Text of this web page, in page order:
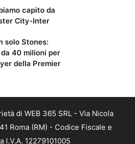
capito da
City-Inter
40 milioni per
della Premier
di WEB 365 SRL - Via Nicola
Roma (RM) - Codice Fiscale e
I.V.A. 12279101005